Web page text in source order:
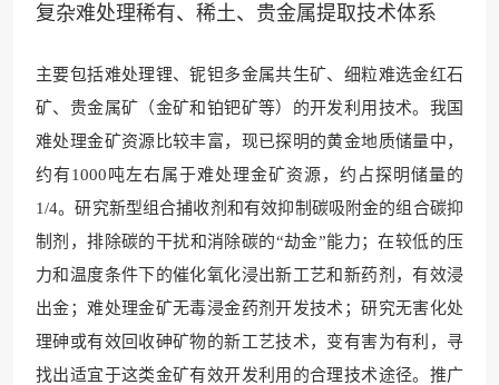
复杂难处理稀有、稀土、贵金属提取技术体系
主要包括难处理锂、铌钽多金属共生矿、细粒难选金红石
矿、贵金属矿（金矿和铂钯矿等）的开发利用技术。我国
难处理金矿资源比较丰富，现已探明的黄金地质储量中，
约有1000吨左右属于难处理金矿资源，约占探明储量的
1/4。研究新型组合捕收剂和有效抑制碳吸附金的组合碳抑
制剂，排除碳的干扰和消除碳的“劫金”能力；在较低的压
力和温度条件下的催化氧化浸出新工艺和新药剂，有效浸
出金；难处理金矿无毒浸金药剂开发技术；研究无害化处
理砷或有效回收砷矿物的新工艺技术，变有害为有利，寻
找出适宜于这类金矿有效开发利用的合理技术途径。推广